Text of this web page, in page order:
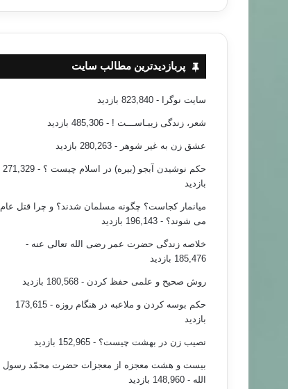
پربازدیدترین مطالب سایت
سایت نوگرا - 823,840 بازدید
شعر، زندگی زیبـاســـت ! - 485,306 بازدید
عشق زن به غیر شوهر - 280,263 بازدید
حکم نوشیدن آبجو (بیره) در اسلام چیست ؟
- 271,329
بازدید
میانمار کجاست؟ چگونه مسلمان شدند؟ و چرا قتل عام
می شوند؟ - 196,143 بازدید
خلاصه زندگی حضرت عمر رضی الله تعالی عنه -
185,476 بازدید
روش صحیح و علمی حفظ کردن - 180,568 بازدید
حکم بوسه کردن و ملاعبه در هنگام روزه
- 173,615
بازدید
نصیب زن در بهشت چیست؟ - 152,965 بازدید
بیست و هشت معجزه از معجزات حضرت محمّد رسول
الله - 148,960 بازدید